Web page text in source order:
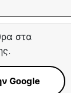
στα
Google